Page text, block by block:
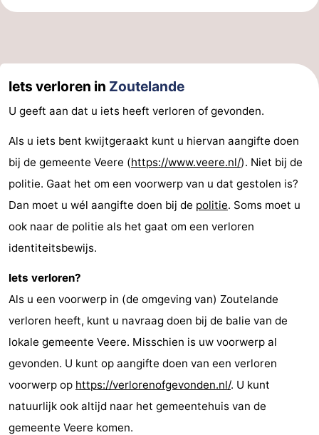
Iets verloren in Zoutelande
U geeft aan dat u iets heeft verloren of gevonden.
Als u iets bent kwijtgeraakt kunt u hiervan aangifte doen
bij de gemeente Veere (https://www.veere.nl/). Niet bij de
politie. Gaat het om een voorwerp van u dat gestolen is?
Dan moet u wél aangifte doen bij de politie. Soms moet u
ook naar de politie als het gaat om een verloren
identiteitsbewijs.
Iets verloren?
Als u een voorwerp in (de omgeving van) Zoutelande
verloren heeft, kunt u navraag doen bij de balie van de
lokale gemeente Veere. Misschien is uw voorwerp al
gevonden. U kunt op aangifte doen van een verloren
voorwerp op https://verlorenofgevonden.nl/. U kunt
natuurlijk ook altijd naar het gemeentehuis van de
gemeente Veere komen.